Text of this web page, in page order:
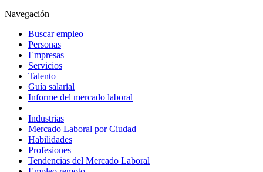
Navegación
Buscar empleo
Personas
Empresas
Servicios
Talento
Guía salarial
Informe del mercado laboral
Industrias
Mercado Laboral por Ciudad
Habilidades
Profesiones
Tendencias del Mercado Laboral